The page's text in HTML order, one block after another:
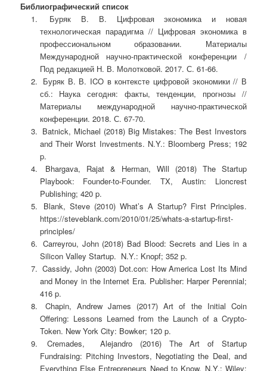
Библиографический список
Буряк В. В. Цифровая экономика и новая
технологическая парадигма // Цифровая экономика в
профессиональном образовании. Материалы
Международной научно-практической конференции /
Под редакцией Н. В. Молотковой. 2017. С. 61-66.
Буряк В. В. ICO в контексте цифровой экономики // В
сб.: Наука сегодня: факты, тенденции, прогнозы //
Материалы международной научно-практической
конференции. 2018. С. 67-70.
Batnick, Michael (2018) Big Mistakes: The Best Investors
and Their Worst Investments. N.Y.: Bloomberg Press; 192
p.
Bhargava, Rajat & Herman, Will (2018) The Startup
Playbook: Founder-to-Founder. TX, Austin: Lioncrest
Publishing; 420 p.
Blank, Steve (2010) What’s A Startup? First Principles.
https://steveblank.com/2010/01/25/whats-a-startup-first-
principles/
Carreyrou, John (2018) Bad Blood: Secrets and Lies in a
Silicon Valley Startup. N.Y.: Knopf; 352 p.
Cassidy, John (2003) Dot.con: How America Lost Its Mind
and Money in the Internet Era. Publisher: Harper Perennial;
416 p.
Chapin, Andrew James (2017) Art of the Initial Coin
Offering: Lessons Learned from the Launch of a Crypto-
Token. New York City: Bowker; 120 p.
Cremades, Alejandro (2016) The Art of Startup
Fundraising: Pitching Investors, Negotiating the Deal, and
Everything Else Entrepreneurs Need to Know. N.Y.: Wiley;